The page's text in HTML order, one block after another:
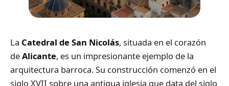
La Catedral de San Nicolás, situada en el corazón
deAlicante, es un impresionante ejemplo de la
arquitectura barroca. Su construcción comenzó en el
siglo XVII sobre una antigua iglesia que data del siglo